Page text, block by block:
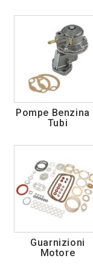
Pompe Benzina
Tubi
Guarnizioni
Motore